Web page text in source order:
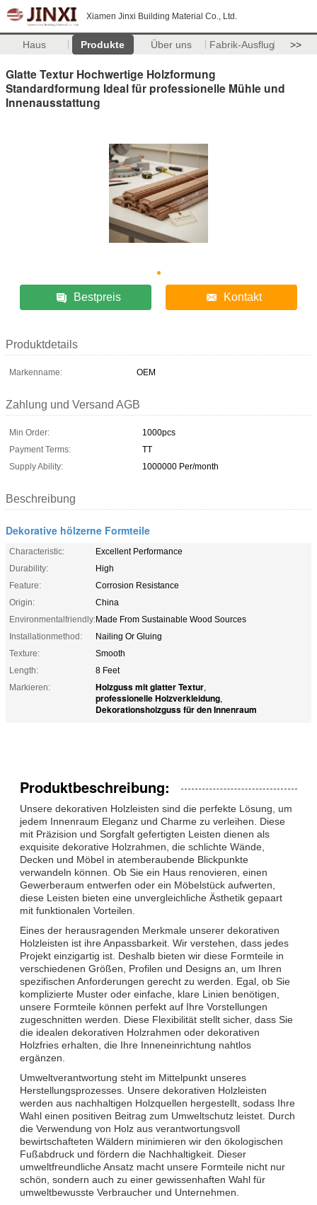
Xiamen Jinxi Building Material Co., Ltd.
Haus Produkte Über uns Fabrik-Ausflug >>
Glatte Textur Hochwertige Holzformung
Standardformung Ideal für professionelle Mühle und
Innenausstattung
Bestpreis Kontakt
Produktdetails
Markenname: OEM
Zahlung und Versand AGB
Min Order:
1000pcs
Payment Terms:
TT
Supply Ability:
1000000 Per/month
Beschreibung
Dekorative hölzerne Formteile
Characteristic:
Excellent Performance
Durability:
High
Feature:
Corrosion Resistance
Origin:
China
Environmentalfriendly:Made From Sustainable Wood Sources
Installationmethod:
Nailing Or Gluing
Texture:
Smooth
Length:
8 Feet
Markieren:
Holzguss mit glatter Textur,
professionelle Holzverkleidung,
Dekorationsholzguss für den Innenraum
Produktbeschreibung:
Unsere dekorativen Holzleisten sind die perfekte Lösung, um
jedem Innenraum Eleganz und Charme zu verleihen. Diese
mit Präzision und Sorgfalt gefertigten Leisten dienen als
exquisite dekorative Holzrahmen, die schlichte Wände,
Decken und Möbel in atemberaubende Blickpunkte
verwandeln können. Ob Sie ein Haus renovieren, einen
Gewerberaum entwerfen oder ein Möbelstück aufwerten,
diese Leisten bieten eine unvergleichliche Ästhetik gepaart
mit funktionalen Vorteilen.
Eines der herausragenden Merkmale unserer dekorativen
Holzleisten ist ihre Anpassbarkeit. Wir verstehen, dass jedes
Projekt einzigartig ist. Deshalb bieten wir diese Formteile in
verschiedenen Größen, Profilen und Designs an, um Ihren
spezifischen Anforderungen gerecht zu werden. Egal, ob Sie
komplizierte Muster oder einfache, klare Linien benötigen,
unsere Formteile können perfekt auf Ihre Vorstellungen
zugeschnitten werden. Diese Flexibilität stellt sicher, dass Sie
die idealen dekorativen Holzrahmen oder dekorativen
Holzfries erhalten, die Ihre Inneneinrichtung nahtlos
ergänzen.
Umweltverantwortung steht im Mittelpunkt unseres
Herstellungsprozesses. Unsere dekorativen Holzleisten
werden aus nachhaltigen Holzquellen hergestellt, sodass Ihre
Wahl einen positiven Beitrag zum Umweltschutz leistet. Durch
die Verwendung von Holz aus verantwortungsvoll
bewirtschafteten Wäldern minimieren wir den ökologischen
Fußabdruck und fördern die Nachhaltigkeit. Dieser
umweltfreundliche Ansatz macht unsere Formteile nicht nur
schön, sondern auch zu einer gewissenhaften Wahl für
umweltbewusste Verbraucher und Unternehmen.